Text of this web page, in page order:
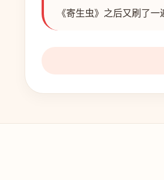
《寄生虫》之后又刷了